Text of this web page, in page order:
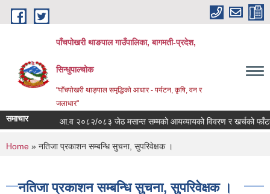
Skip to main content
पाँचपोखरी थाङपाल गाउँपालिका, बागमती-प्रदेश,
सिन्धुपाल्चोक
"पाँचपोखरी थाङ्पाल समृद्धिको आधार - पर्यटन, कृषि, वन र
जलाधार"
समाचार आ.व २०८२/०८३ जेठ मसान्त सम्मको आयव्यायको विवरण र खर्चको फाँटबारी ।
You are here
Home » नतिजा प्रकाशन सम्बन्धि सुचना, सुपरिवेक्षक ।
नतिजा प्रकाशन सम्बन्धि सुचना, सुपरिवेक्षक ।